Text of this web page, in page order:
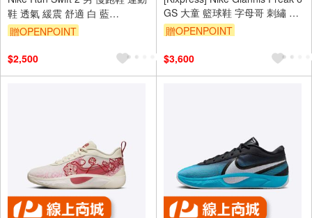
鞋 透氣 緩震 舒適 白 藍
[CU3517-101]
贈OPENPOINT
$2,500
GS 大童 籃球鞋 字母哥 刺繡 玫
瑰 米白 粉 [HM4216-100]
贈OPENPOINT
$3,600